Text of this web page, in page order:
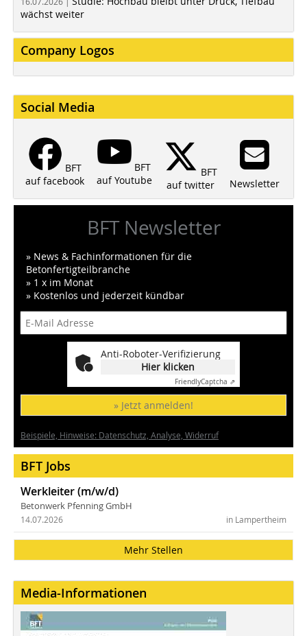
wächst weiter
Company Logos
Social Media
BFT
auf facebook
BFT
auf Youtube
BFT
auf twitter
Newsletter
BFT Newsletter
» News & Fachinformationen für die
Betonfertigteilbranche
» 1 x im Monat
» Kostenlos und jederzeit kündbar
Anti-Roboter-Verifizierung
Hier klicken
FriendlyCaptcha ⇗
» Jetzt anmelden!
Beispiele, Hinweise: Datenschutz, Analyse, Widerruf
BFT Jobs
Werkleiter (m/w/d)
Betonwerk Pfenning GmbH
in Lampertheim
14.07.2026
Mehr Stellen
Media-Informationen